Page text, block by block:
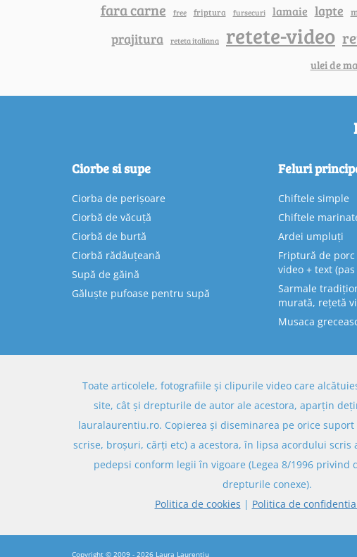
fara carne free friptura fursecuri lamaie lapte
prajitura reteta italiana retete-video
ulei de
Ciorbe si supe
Ciorba de perișoare
Ciorbă de văcuță
Ciorbă de burtă
Ciorbă rădăuțeană
Supă de găină
Găluște pufoase pentru supă
Feluri
Chiftele simple
Chiftele
Ardei umpluți
Friptură de
video + text
Sarmale
murată, rețetă
Musaca
Toate articolele, fotografiile și clipurile video care
site, cât și drepturile de autor ale acestora, aparțin
lauralaurentiu.ro. Copierea și diseminarea pe orice
scrise, broșuri, cărți etc) a acestora, în lipsa acordului
pedepsi conform legii în vigoare (Legea 8/1996 privind
drepturile conexe).
Politica de cookies | Politica de
Copyright © 2009 - 2026 Laura Laurențiu